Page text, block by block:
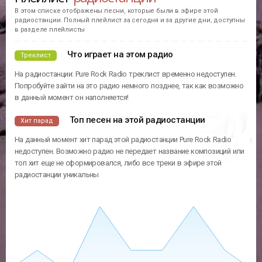
В этом списке отображены песни, которые были в эфире этой
радиостанции. Полный плейлист за сегодня и за другие дни, доступны
в разделе плейлисты
Треклист Что играет на этом радио
На радиостанции: Pure Rock Radio треклист временно недоступен.
Попробуйте зайти на это радио немного позднее, так как возможно
в данный момент он наполняется!
Хит парад Топ песен на этой радиостанции
На данный момент хит парад этой радиостанции Pure Rock Radio
недоступен. Возможно радио не передает название композиций или
топ хит еще не сформировался, либо все треки в эфире этой
радиостанции уникальны